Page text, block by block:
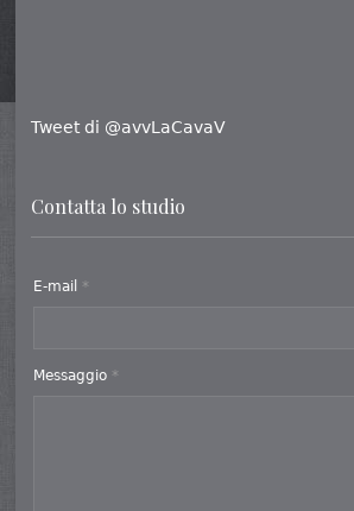
Tweet di @avvLaCavaV
Contatta lo studio
E-mail *
Messaggio *